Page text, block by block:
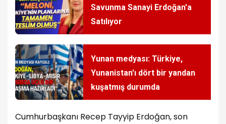
Savunma Sanayi Erdoğan'a
Satılıyor
Yunan medyası: Türkiye,
Yunanistan'ı dört bir yandan
kuşatmış durumda
Cumhurbaşkanı Recep Tayyip Erdoğan, son